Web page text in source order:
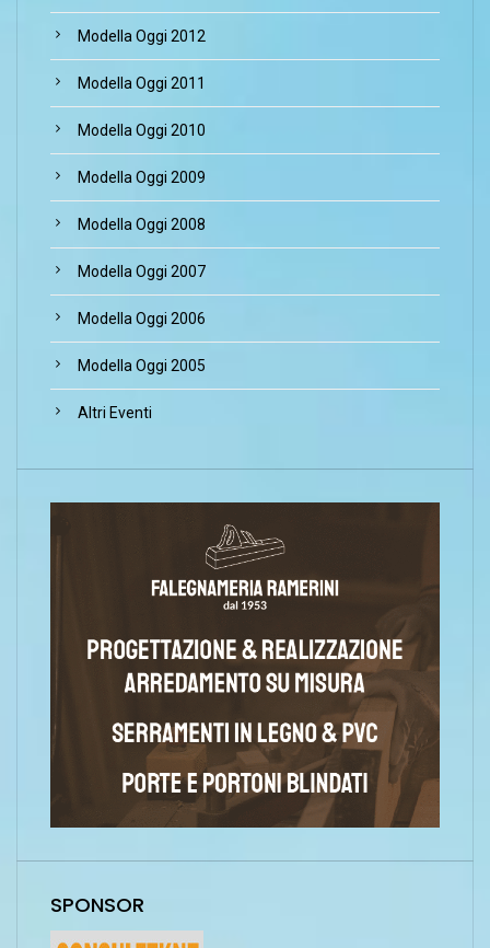
Modella Oggi 2012
Modella Oggi 2011
Modella Oggi 2010
Modella Oggi 2009
Modella Oggi 2008
Modella Oggi 2007
Modella Oggi 2006
Modella Oggi 2005
Altri Eventi
SPONSOR